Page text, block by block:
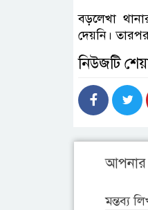
বড়লেখা
দেয়নি।
নিউজটি
আপনার
মন্তব্য